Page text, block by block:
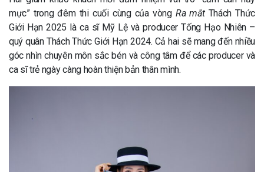
mực” trong đêm thi cuối cùng của vòng Ra mắtThách Thức
Giới Hạn 2025 là ca sĩ Mỹ Lệ và producer Tống Hạo Nhiên –
quý quân Thách Thức Giới Hạn 2024. Cả hai sẽ mang đến nhiều
góc nhìn chuyên môn sắc bén và công tâm để các producer và
ca sĩ trẻ ngày càng hoàn thiện bản thân mình.